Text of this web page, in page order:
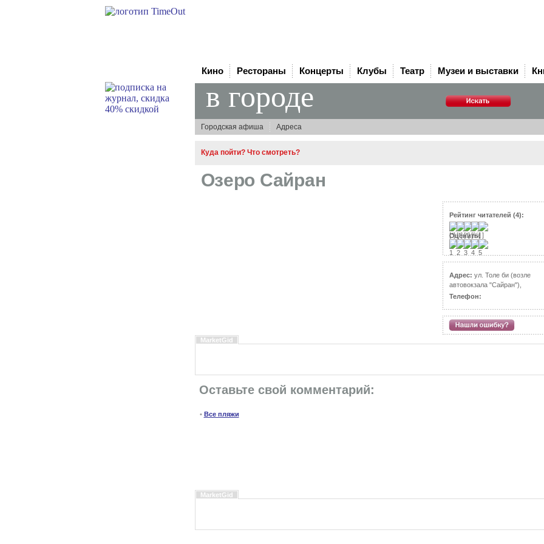
Кино Рестораны Концерты Клубы Театр Музеи и выставки
в городе
Городская афиша Адреса
Куда пойти? Что смотреть?
Озеро Сайран
Рейтинг читателей (4):
Оценить:
Адрес: ул. Толе би (возле
автовокзала "Сайран"),
Телефон:
MarketGid
Оставьте свой комментарий:
• Все пляжи
MarketGid